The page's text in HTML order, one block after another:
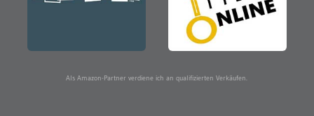
Als Amazon-Partner verdiene ich an qualifizierten Verkäufen.